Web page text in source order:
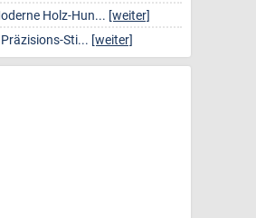
Holz-Hun... [weiter]
Sti... [weiter]